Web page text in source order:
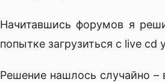
Начитавшись форумов я
попытке загрузиться с live
Решение нашлось случайно –